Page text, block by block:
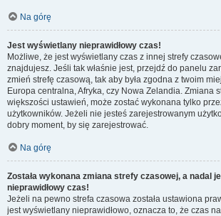
Na górę
Jest wyświetlany nieprawidłowy czas!
Możliwe, że jest wyświetlany czas z innej strefy
znajdujesz. Jeśli tak właśnie jest, przejdź do panelu
zmień strefę czasową, tak aby była zgodna z twoim
Europa centralna, Afryka, czy Nowa Zelandia. Zmiana
większości ustawień, może zostać wykonana tylko
użytkowników. Jeżeli nie jesteś zarejestrowanym
dobry moment, by się zarejestrować.
Na górę
Została wykonana zmiana strefy czasowej, a nadal
nieprawidłowy czas!
Jeżeli na pewno strefa czasowa została ustawiona
jest wyświetlany nieprawidłowo, oznacza to, że czas